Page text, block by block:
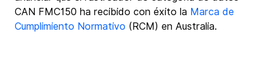
CAN FMC150 ha recibido con éxito la Marca de
Cumplimiento Normativo (RCM) en Australia.